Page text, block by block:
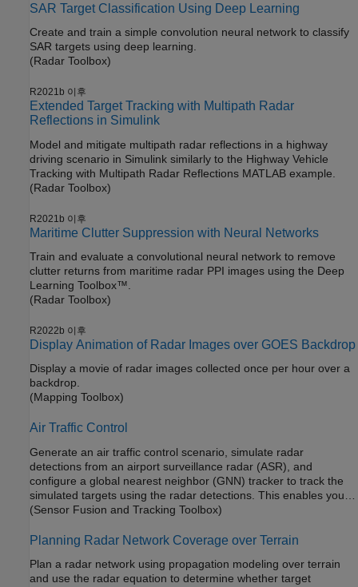
SAR Target Classification Using Deep Learning
Create and train a simple convolution neural network to classify
SAR targets using deep learning.
(Radar Toolbox)
R2021b 이후
Extended Target Tracking with Multipath Radar
Reflections in Simulink
Model and mitigate multipath radar reflections in a highway
driving scenario in Simulink similarly to the Highway Vehicle
Tracking with Multipath Radar Reflections MATLAB example.
(Radar Toolbox)
R2021b 이후
Maritime Clutter Suppression with Neural Networks
Train and evaluate a convolutional neural network to remove
clutter returns from maritime radar PPI images using the Deep
Learning Toolbox™.
(Radar Toolbox)
R2022b 이후
Display Animation of Radar Images over GOES Backdrop
Display a movie of radar images collected once per hour over a
backdrop.
(Mapping Toolbox)
Air Traffic Control
Generate an air traffic control scenario, simulate radar
detections from an airport surveillance radar (ASR), and
configure a global nearest neighbor (GNN) tracker to track the
simulated targets using the radar detections. This enables you to
evaluate different target scenarios, radar requirements, and
equipment. This example covers the entire synthetic data
(Sensor Fusion and Tracking Toolbox)
Planning Radar Network Coverage over Terrain
Plan a radar network using propagation modeling over terrain
and use the radar equation to determine whether target